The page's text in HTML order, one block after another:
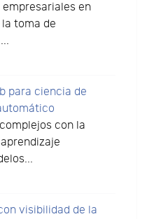
en
toma de
para ciencia de
con la
visibilidad de la